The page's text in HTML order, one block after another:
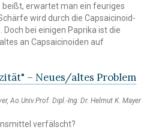
beißt, erwartet man ein feuriges
wird durch die Capsaicinoid-
bei einigen Paprika ist die
an Capsaicinoiden auf
– Neues/altes Problem
Ao.Univ.Prof. Dipl.-Ing. Dr. Helmut K. Mayer
verfälscht?